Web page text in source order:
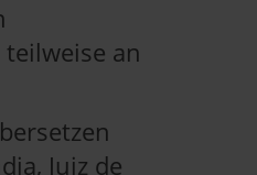
teilweise an
Juiz de